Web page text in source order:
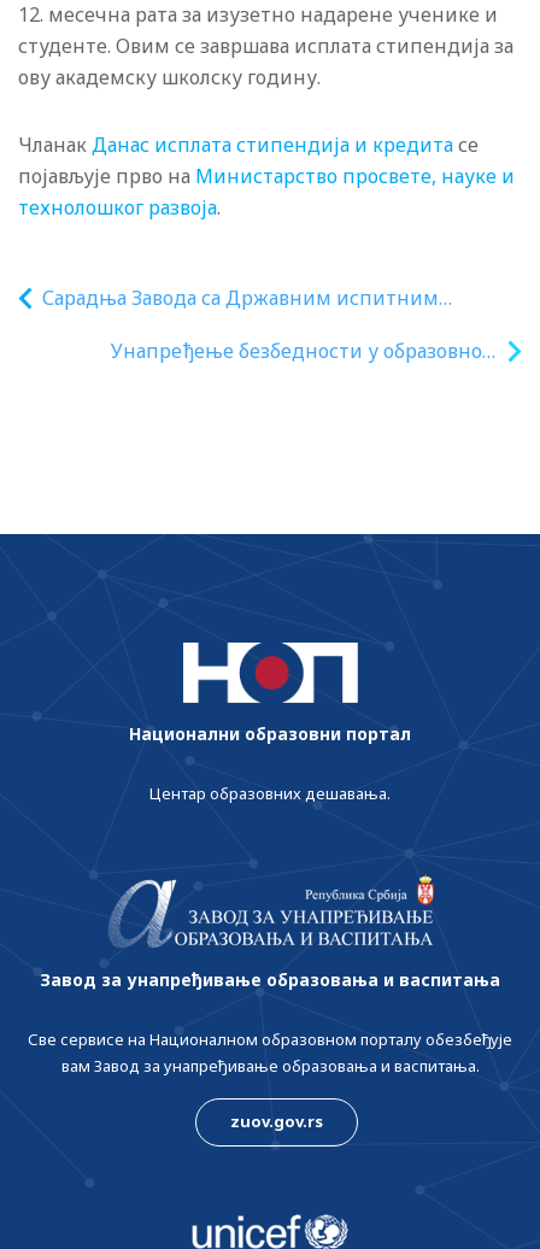
12. месечна рата за изузетно надарене ученике и
студенте. Овим се завршава исплата стипендија за
ову академску школску годину.
ЧланакДанас исплата стипендија и кредитасе
појављује прво на Министарство просвете, науке и
технолошког развоја.
Сарадња Завода са Државним испитним
Унапређење безбедности у образовном
Национални образовни портал
Центар образовних дешавања.
Завод за унапређивање образовања и васпитања
Све сервисе на Националном образовном порталу обезбеђује
вам Завод за унапређивање образовања и васпитања.
zuov.gov.rs